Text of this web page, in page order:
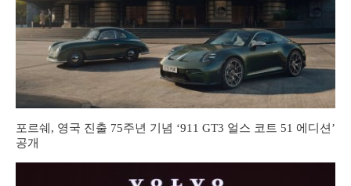
포르쉐, 영국 진출 75주년 기념 ‘911 GT3 얼스 코트 51 에디션’
공개